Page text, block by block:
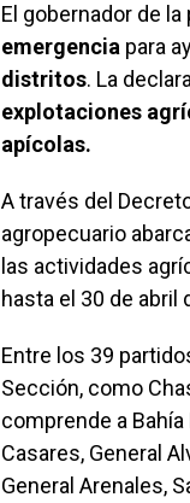
El gobernador de
emergencia para
distritos. La
explotaciones
apícolas.
A través del
agropecuario
las actividades
hasta el 30 de abril
Entre los 39
Sección, como
comprende a Bahía
Casares, General
General Arenales,